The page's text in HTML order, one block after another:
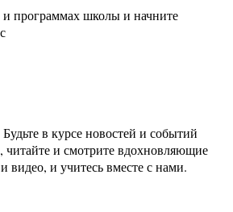
и программах школы и начните
в курсе новостей и событий
и смотрите вдохновляющие
видео, и учитесь вместе с нами.